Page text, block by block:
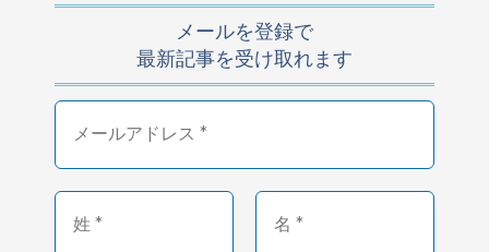
メールを登録で
最新記事を受け取れます